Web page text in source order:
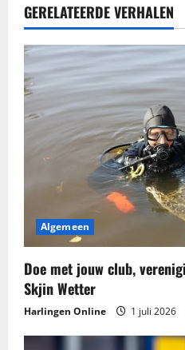
h
t
n
a
i
a
t
i
GERELATEERDE VERHALEN
Algemeen
Doe met jouw club,
Skjin Wetter
Harlingen Online 1 juli 2026